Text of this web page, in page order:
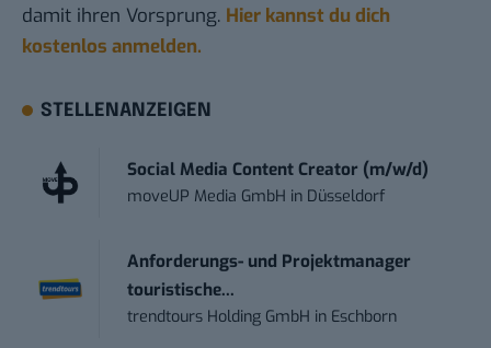
damit ihren Vorsprung. Hier kannst du dich
kostenlos anmelden.
STELLENANZEIGEN
Social Media Content Creator (m/w/d)
moveUP Media GmbH in Düsseldorf
Anforderungs- und Projektmanager
touristische...
trendtours Holding GmbH in Eschborn